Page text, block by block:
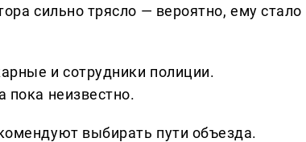
сильно трясло — вероятно, ему стало
и сотрудники полиции.
пока неизвестно.
выбирать пути объезда.